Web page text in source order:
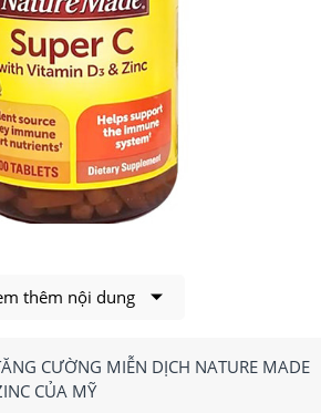
trên thị trường
D3 & Zinc Của Mỹ Có Công
Gì?
thêm nội dung
CƯỜNG MIỄN DỊCH NATURE MADE
CỦA MỸ